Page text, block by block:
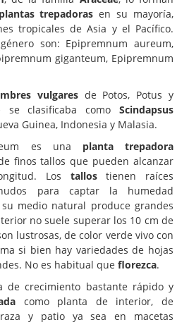
plantas trepadoras en su mayoría,
tropicales de Asia y el Pacífico.
son: Epipremnum aureum,
giganteum, Epipremnum
vulgaresde Potos, Potus y
se clasificaba como Scindapsus
Guinea, Indonesia y Malasia.
es una planta trepadora
finos tallos que pueden alcanzar
Los tallostienen raíces
para captar la humedad
medio natural produce grandes
no suele superar los 10 cm de
lustrosas, de color verde vivo con
si bien hay variedades de hojas
No es habitual que florezca.
de crecimiento bastante rápido y
como planta de interior, de
y patio ya sea en macetas